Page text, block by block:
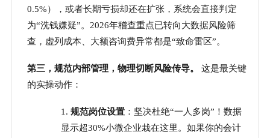
0.5%），或者长期亏损却还在扩张，系统会直接判定
为“洗钱嫌疑”。2026年稽查重点已转向大数据风险筛
查，虚列成本、大额咨询费异常都是“致命雷区”。
第三，规范内部管理，物理切断风险传导。
这是最关键
的实操动作：
1. 规范岗位设置：坚决杜绝“一人多岗”！数据
显示超30%小微企业栽在这里。如果你的会计